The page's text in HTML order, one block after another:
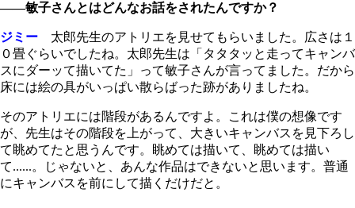
――敏子さんとはどんなお話をされたんですか？
ジミー 太郎先生のアトリエを見せてもらいました。広さは１
０畳ぐらいでしたね。太郎先生は「タタタッと走ってキャンバ
スにダーッて描いてた」って敏子さんが言ってました。だから
床には絵の具がいっぱい散らばった跡がありましたね。
そのアトリエには階段があるんですよ。これは僕の想像です
が、先生はその階段を上がって、大きいキャンバスを見下ろし
て眺めてたと思うんです。眺めては描いて、眺めては描い
て......。じゃないと、あんな作品はできないと思います。普通
にキャンバスを前にして描くだけだと。